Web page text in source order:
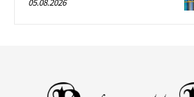
05.08.2026